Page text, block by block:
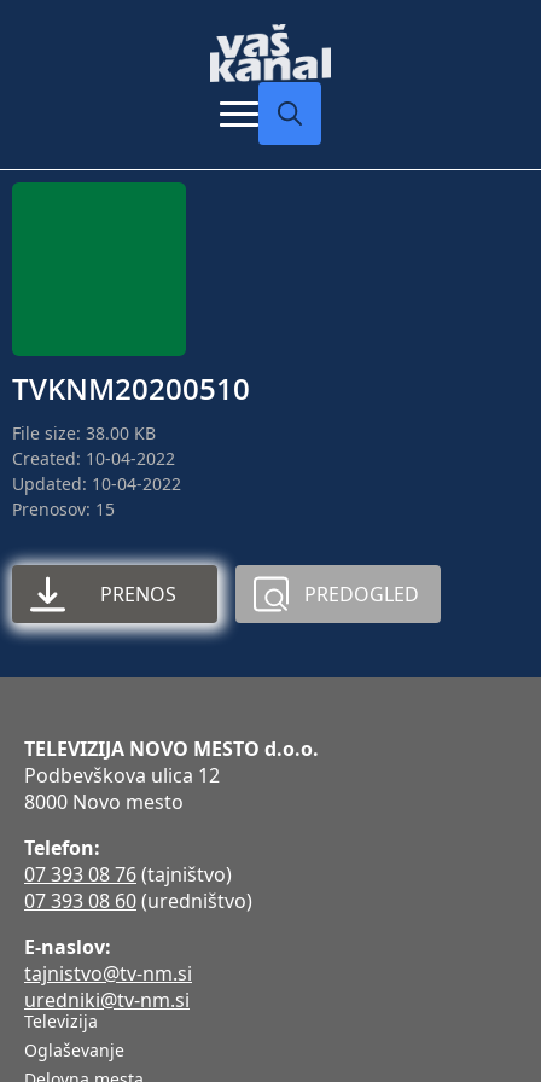
TVKNM20200510
File size: 38.00 KB
Created: 10-04-2022
Updated: 10-04-2022
Prenosov: 15
PRENOS PREDOGLED
TELEVIZIJA NOVO MESTO d.o.o.
Podbevškova ulica 12
8000 Novo mesto
Telefon:
07 393 08 76(tajništvo)
07 393 08 60(uredništvo)
E-naslov:
tajnistvo@tv-nm.si
uredniki@tv-nm.si
Televizija
Oglaševanje